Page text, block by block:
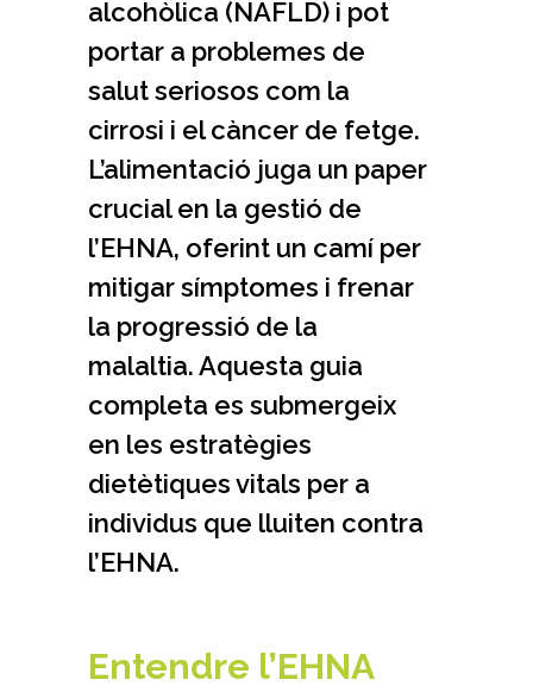
alcohòlica (NAFLD) i pot
portar a problemes de
salut seriosos com la
cirrosi i el càncer de fetge.
L’alimentació juga un paper
crucial en la gestió de
l’EHNA, oferint un camí per
mitigar símptomes i frenar
la progressió de la
malaltia. Aquesta guia
completa es submergeix
en les estratègies
dietètiques vitals per a
individus que lluiten contra
l’EHNA.
Entendre l’EHNA